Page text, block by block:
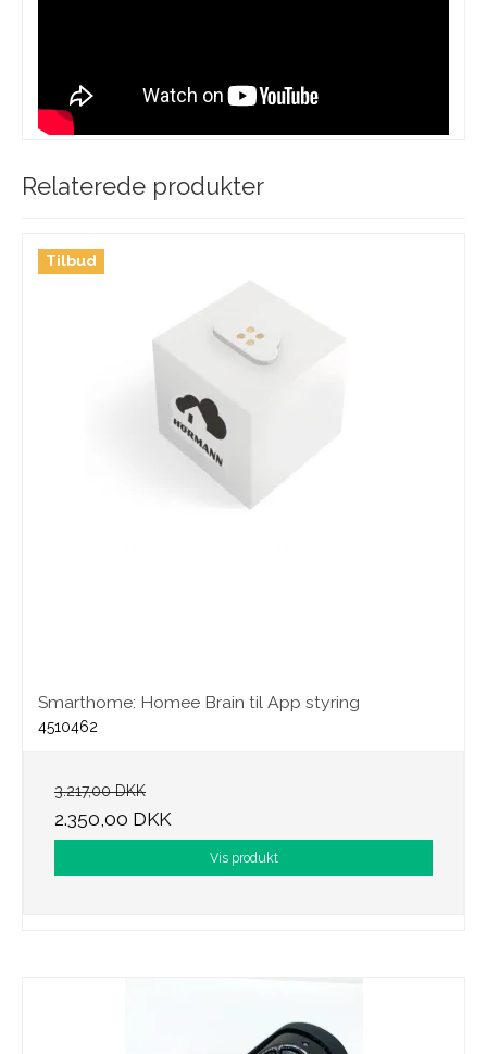
Relaterede produkter
Tilbud
Smarthome: Homee Brain til App styring
4510462
3.217,00 DKK
2.350,00 DKK
Vis produkt